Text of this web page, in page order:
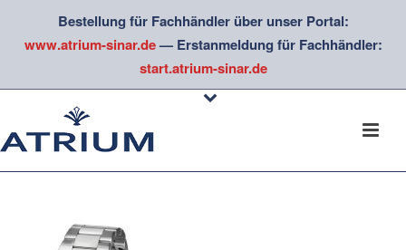
Bestellung für Fachhändler über unser Portal:
www.atrium-sinar.de— Erstanmeldung für Fachhändler:
start.atrium-sinar.de